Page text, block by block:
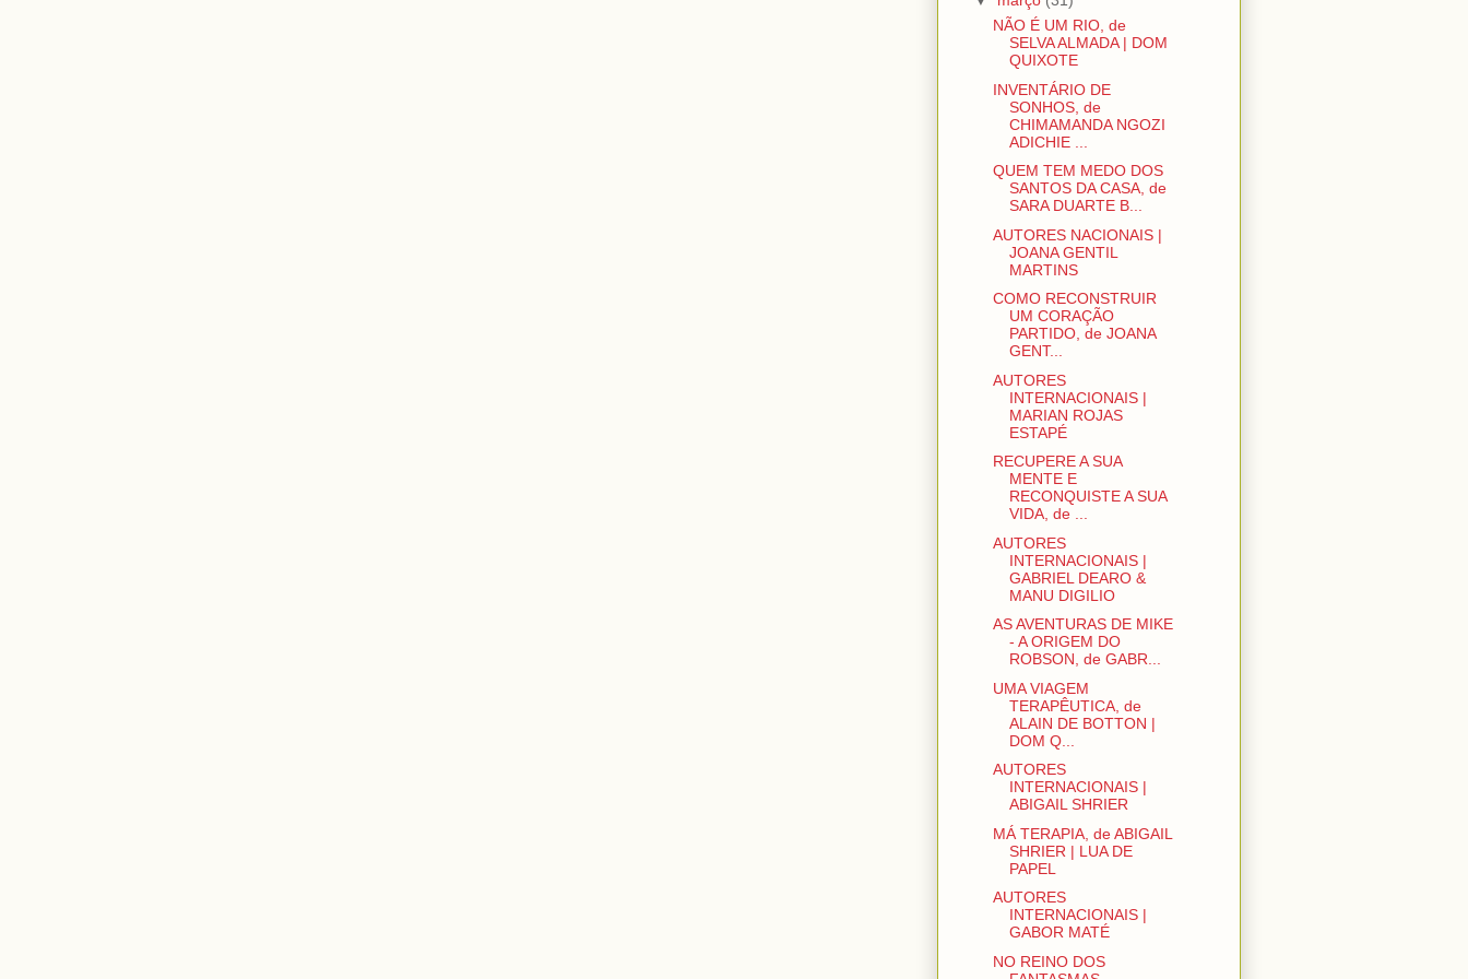
NÃO É UM RIO, de
SELVA ALMADA | DOM
QUIXOTE
INVENTÁRIO DE
SONHOS, de
CHIMAMANDA NGOZI
ADICHIE ...
QUEM TEM MEDO DOS
SANTOS DA CASA, de
SARA DUARTE B...
AUTORES NACIONAIS |
JOANA GENTIL
MARTINS
COMO RECONSTRUIR
UM CORAÇÃO
PARTIDO, de JOANA
GENT...
AUTORES
INTERNACIONAIS |
MARIAN ROJAS
ESTAPÉ
RECUPERE A SUA
MENTE E
RECONQUISTE A SUA
VIDA, de ...
AUTORES
INTERNACIONAIS |
GABRIEL DEARO &
MANU DIGILIO
AS AVENTURAS DE MIKE
- A ORIGEM DO
ROBSON, de GABR...
UMA VIAGEM
TERAPÊUTICA, de
ALAIN DE BOTTON |
DOM Q...
AUTORES
INTERNACIONAIS |
ABIGAIL SHRIER
MÁ TERAPIA, de ABIGAIL
SHRIER | LUA DE
PAPEL
AUTORES
INTERNACIONAIS |
GABOR MATÉ
NO REINO DOS